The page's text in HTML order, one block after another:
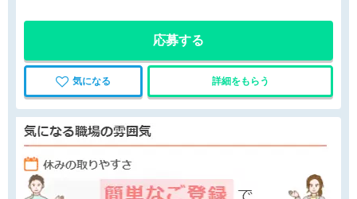
応募する
気になる 詳細をもらう